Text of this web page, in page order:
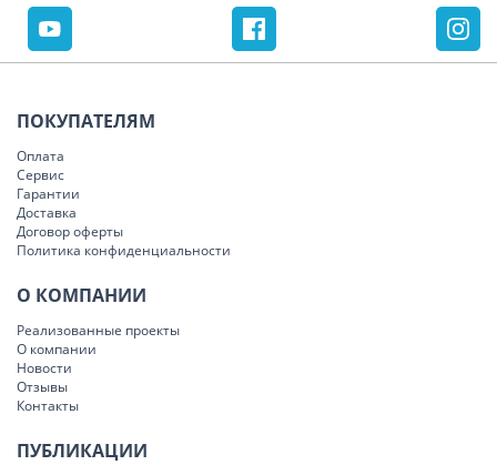
ПОКУПАТЕЛЯМ
Оплата
Сервис
Гарантии
Доставка
Договор оферты
Политика конфиденциальности
О КОМПАНИИ
Реализованные проекты
О компании
Новости
Отзывы
Контакты
ПУБЛИКАЦИИ